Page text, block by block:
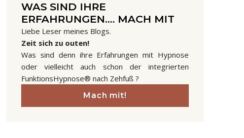
WAS SIND IHRE
ERFAHRUNGEN.... MACH MIT
Liebe Leser meines Blogs.
Zeit sich zu outen!
Was sind denn ihre Erfahrungen mit Hypnose
oder vielleicht auch schon der integrierten
FunktionsHypnose® nach Zehfuß ?
Mach mit!